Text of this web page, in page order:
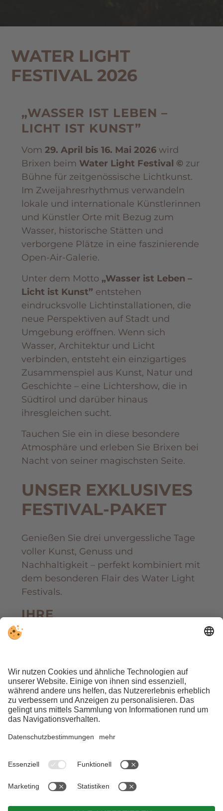
WATER LIGHT
FESTIVAL 2026
„WASSER IST LEBEN –
LICHT IST KUNST”
Vom 29. April bis 16. Mai 2026wird
Brixen beim Water Light Festival © zur
Bühne für zeitgenössische Lichtkunst.
Im Zweijahresrhythmus verwandeln
lokale und internationale Künstlerinnen
und Künstler Orte mit Bezug zum
Wasser, historische Stätten und
verborgene Plätze in eine faszinierende
Open-Air-Galerie.
Unter dem Motto „Wasser ist Leben –
Licht ist Kunst” entstehen
eindrucksvolle Lichtinstallationen, die
neue Perspektiven auf Stadt und
Umgebung eröffnen. Wenn sich
Wasser, Architektur und Licht
verbinden, entsteht ein einzigartiges
Zusammenspiel aus Kunst, Natur und
Geschichte – eine Lichtershow, die in
Südtirol und darüber hinaus
ihresgleichen sucht.
Tauchen Sie ein in diese besondere
Atmosphäre und erleben Sie Brixen bei
Nacht von seiner magischsten Seite.
UNSER EXKLUSIVES
FESTIVAL-PAKET
Genießen Sie drei unvergessliche Tage
voller Kunst, Genuss und
Nachhaltigkeit – perfekt kombiniert mit
dem besonderen Flair des Water Light
Festivals.
IHRE
INKLUSIVLEISTUNGEN:
unserer nachhaltigen Apartments
Frühstückskorbjeden Morgen
direkt vor Ihr Apartment mit
hausgemachten und biologischen
Plose– unseren eigenen
Brixen Südtirol Cardmit
zahlreichen Inklusivleistungen